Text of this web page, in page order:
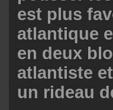
est plus
atlantique
en deux
atlantiste
un rideau